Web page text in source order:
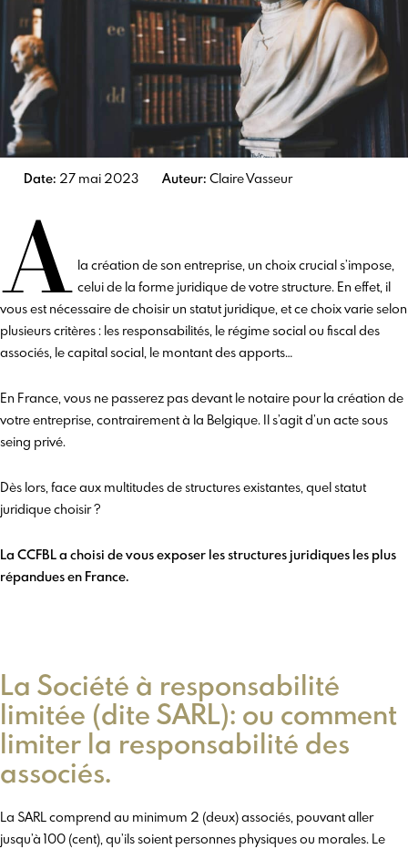
Date: 27 mai 2023 Auteur: Claire Vasseur
A la création de son entreprise, un choix crucial s’impose,
celui de la forme juridique de votre structure. En effet, il
vous est nécessaire de choisir un statut juridique, et ce choix varie selon
plusieurs critères : les responsabilités, le régime social ou fiscal des
associés, le capital social, le montant des apports…
En France, vous ne passerez pas devant le notaire pour la création de
votre entreprise, contrairement à la Belgique. Il s’agit d’un acte sous
seing privé.
Dès lors, face aux multitudes de structures existantes, quel statut
juridique choisir ?
La CCFBL a choisi de vous exposer les structures juridiques les plus
répandues en France.
La Société à responsabilité
limitée (dite SARL): ou comment
limiter la responsabilité des
associés.
La SARL comprend au minimum 2 (deux) associés, pouvant aller
jusqu’à 100 (cent), qu’ils soient personnes physiques ou morales. Le